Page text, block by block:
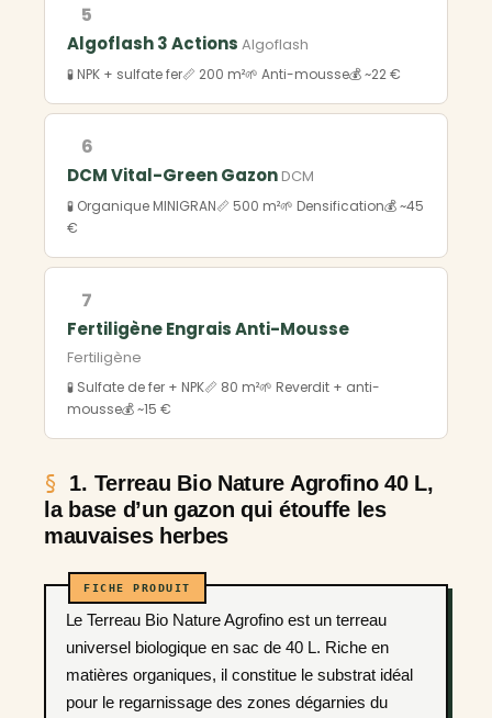
5
Algoflash 3 Actions Algoflash
🧪 NPK + sulfate fer📏 200 m²🌱 Anti-mousse💰 ~22 €
6
DCM Vital-Green Gazon DCM
🧪 Organique MINIGRAN📏 500 m²🌱 Densification💰 ~45
€
7
Fertiligène Engrais Anti-Mousse
Fertiligène
🧪 Sulfate de fer + NPK📏 80 m²🌱 Reverdit + anti-
mousse💰 ~15 €
1. Terreau Bio Nature Agrofino 40 L,
la base d’un gazon qui étouffe les
mauvaises herbes
Le Terreau Bio Nature Agrofino est un terreau
universel biologique en sac de 40 L. Riche en
matières organiques, il constitue le substrat idéal
pour le regarnissage des zones dégarnies du